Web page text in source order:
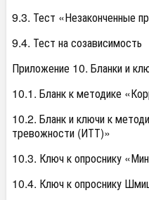
9.3. Тест «Незаконченные
9.4. Тест на созависимость
Приложение 10. Бланки и
10.1. Бланк к методике
10.2. Бланк и ключи к
тревожности (ИТТ)»
10.3. Ключ к опроснику
10.4. Ключ к опроснику